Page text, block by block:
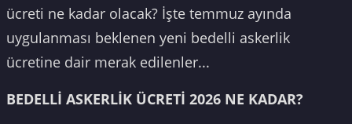
ücreti ne kadar olacak? İşte temmuz ayında
uygulanması beklenen yeni bedelli askerlik
ücretine dair merak edilenler...
BEDELLİ ASKERLİK ÜCRETİ 2026 NE KADAR?